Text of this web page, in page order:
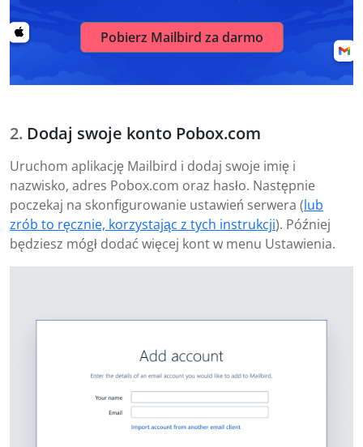
Pobierz Mailbird za darmo
Dodaj swoje konto Pobox.com
Uruchom aplikację Mailbird i dodaj swoje imię i
nazwisko, adres Pobox.com oraz hasło. Następnie
poczekaj na skonfigurowanie ustawień serwera (lub
zrób to ręcznie, korzystając z tych instrukcji). Później
będziesz mógł dodać więcej kont w menu Ustawienia.